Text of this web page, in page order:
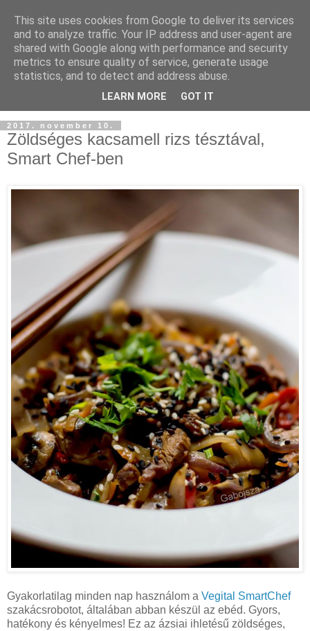
2017. november 10.
Zöldséges kacsamell rizs tésztával,
Smart Chef-ben
Gyakorlatilag minden nap használom a Vegital SmartChef
szakácsrobotot, általában abban készül az ebéd. Gyors,
hatékony és kényelmes! Ez az ázsiai ihletésű zöldséges,
This site uses cookies from Google to deliver its services
and to analyze traffic. Your IP address and user-agent are
shared with Google along with performance and security
metrics to ensure quality of service, generate usage
statistics, and to detect and address abuse.
LEARN MORE GOT IT